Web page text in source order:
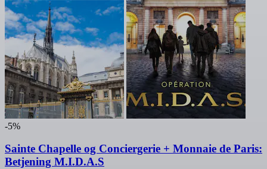
-5%
Sainte Chapelle og Conciergerie + Monnaie de Paris:
Betjening M.I.D.A.S